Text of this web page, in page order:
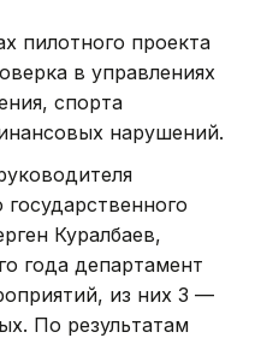
пилотного проекта
в управлениях
спорта
нарушений.
Куралбаев,
года департамент
из них 3 —
По результатам